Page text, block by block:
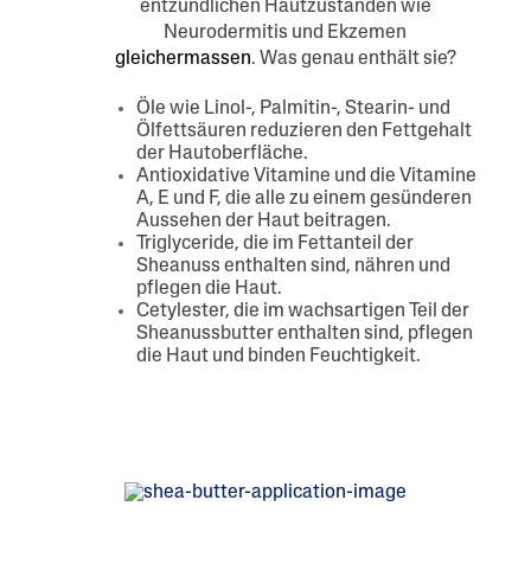
entzündlichen Hautzuständen wie
Neurodermitis und Ekzemen
gleichermassen. Was genau enthält sie?
Öle wie Linol-, Palmitin-, Stearin- und
Ölfettsäuren reduzieren den Fettgehalt
der Hautoberfläche.
Antioxidative Vitamine und die Vitamine
A, E und F, die alle zu einem gesünderen
Aussehen der Haut beitragen.
Triglyceride, die im Fettanteil der
Sheanuss enthalten sind, nähren und
pflegen die Haut.
Cetylester, die im wachsartigen Teil der
Sheanussbutter enthalten sind, pflegen
die Haut und binden Feuchtigkeit.